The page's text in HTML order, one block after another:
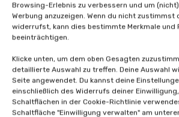
Browsing-Erlebnis zu verbessern und um
Werbung anzuzeigen. Wenn du nicht zustimmst
widerrufst, kann dies bestimmte Merkmale und
beeinträchtigen.
Klicke unten, um dem oben Gesagten
detaillierte Auswahl zu treffen. Deine Auswahl
Seite angewendet. Du kannst deine
einschließlich des Widerrufs deiner
Schaltflächen in der Cookie-Richtlinie
Schaltfläche "Einwilligung verwalten" am
Mehrwertsteuerrückerstattung
wenn Sie Ihr System erweitern.
bevor Sie sich für eine Erweiterung
Ausbau Ihrer Solaranlage
Wichtigste ist, dass es zu Ihrer
Lesen Sie hier zum Beispiel,wie